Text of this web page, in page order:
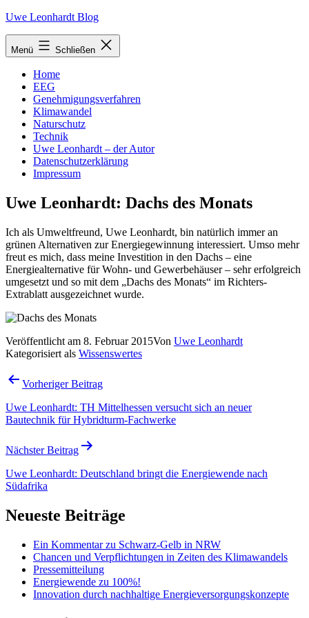
Zum
springen
Uwe Leonhardt Blog
Menü Schließen
Home
EEG
Genehmigungsverfahren
Klimawandel
Naturschutz
Technik
Uwe Leonhardt – der Autor
Datenschutzerklärung
Impressum
Uwe Leonhardt: Dachs des Monats
Ich als Umweltfreund, Uwe Leonhardt, bin natürlich immer an
grünen Alternativen zur Energiegewinnung interessiert. Umso mehr
freut es mich, dass meine Investition in den Dachs – eine
Energiealternative für Wohn- und Gewerbehäuser – sehr erfolgreich
umgesetzt und so mit dem „Dachs des Monats“ im Richters-
Extrablatt ausgezeichnet wurde.
Veröffentlicht am 8. Februar 2015Von Uwe Leonhardt
Kategorisiert als Wissenswertes
Beitragsnavigation
Vorheriger Beitrag
Uwe Leonhardt: TH Mittelhessen versucht sich an neuer
Bautechnik für Hybridturm-Fachwerke
Nächster Beitrag
Uwe Leonhardt: Deutschland bringt die Energiewende nach
Südafrika
Neueste Beiträge
Ein Kommentar zu Schwarz-Gelb in NRW
Chancen und Verpflichtungen in Zeiten des Klimawandels
Pressemitteilung
Energiewende zu 100%!
Innovation durch nachhaltige Energieversorgungskonzepte